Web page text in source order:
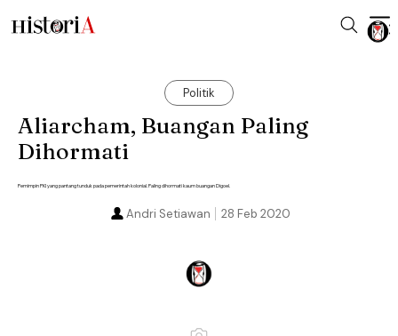
Politik
Aliarcham, Buangan Paling
Dihormati
Pemimpin PKI yang pantang tunduk pada pemerintah kolonial. Paling dihormati kaum buangan Digoel.
28 Feb 2020
Andri Setiawan